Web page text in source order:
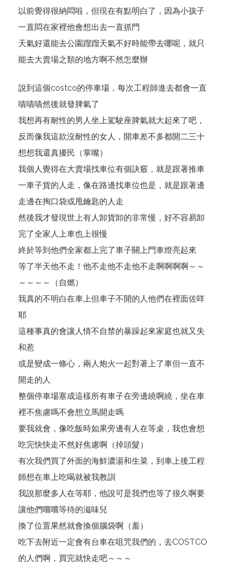
以前覺得很納悶啦，但現在有點明白了，因為小孩子
一直悶在家裡他會想出去一直抓門
天氣好還能去公園蹓蹓天氣不好時能帶去哪呢，就只
能去大賣場之類的地方啊不然怎麼辦
說到這個costco的停車場，每次工程師進去都會一直
嘖嘖嘖然後就發脾氣了
我想再有耐性的男人坐上駕駛座脾氣就大起來了吧，
反而像我這款沒耐性的女人，開車差不多都開二三十
想想我還真擾民（掌嘴）
我個人覺得在大賣場找車位有個訣竅，就是跟著推車
一車子貨的人走，像在路邊找車位也是，就是跟著邊
走邊在掏口袋或甩鑰匙的人走
然後我才發現世上有人卸貨卸的非常慢，好不容易卸
完了全家人上車也上很慢
終於等到他們全家都上完了車子關上門車燈亮起來
等了半天他不走！他不走他不走他不走啊啊啊啊～～
～～～～（自燃）
我真的不明白在車上但車子不開的人他們在裡面佐咩
耶
這種事真的會讓人情不自禁的暴躁起來家庭也就又失
和惹
或是變成一條心，兩人炮火一起對著上了車但一直不
開走的人
整個停車場塞成這樣所有車子在旁邊繞啊繞，坐在車
裡不焦慮嗎不會想立馬開走嗎
要我就會，像吃飯時如果旁邊有人在等桌，我也會想
吃完快快走不然好焦慮啊（掉頭髮）
有次我們買了外面的海鮮濃湯和生菜，到車上後工程
師想在車上吃喝就被我教訓
我說那麼多人在等耶，他說可是我們也等了很久啊要
讓他們嚐嚐等待的滋味兒
換了位置果然就會換個腦袋啊（羞）
吃下去附近一定會有台車在咀咒我們的，去COSTCO
的人們啊，買完就快走吧～～～